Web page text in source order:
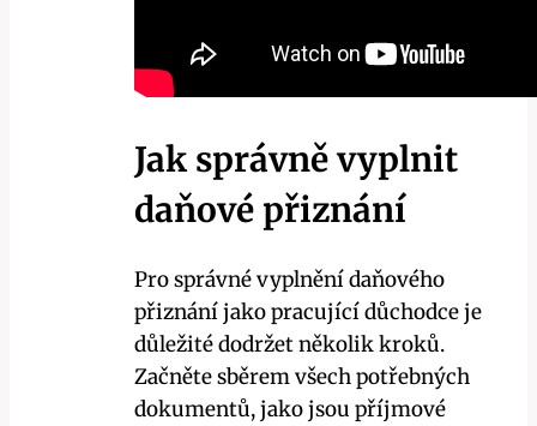
Jak správně vyplnit
daňové přiznání
Pro správné vyplnění daňového
přiznání jako pracující důchodce je
důležité dodržet několik kroků.
Začněte sběrem všech potřebných
dokumentů, jako jsou příjmové